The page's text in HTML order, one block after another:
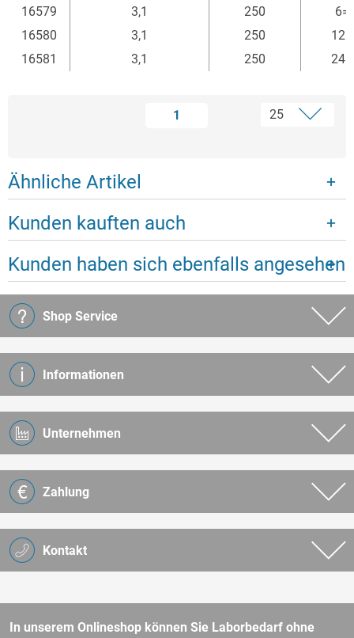
Artikel
max. Förderleistung
Endvakuum
16579 3,1 250
6=
16580
3,1 250
12=
16581
3,1 250 24=
1
Ähnliche Artikel
Kunden kauften auch
Kunden haben sich ebenfalls angesehen
Kontakt
Shop Service
Informationen
Unternehmen
Zahlung
In unserem Onlineshop können Sie Laborbedarf ohne